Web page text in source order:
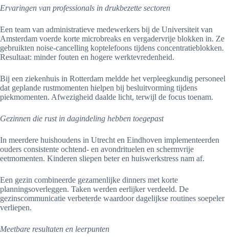
Ervaringen van professionals in drukbezette sectoren
Een team van administratieve medewerkers bij de Universiteit van
Amsterdam voerde korte microbreaks en vergadervrije blokken in. Ze
gebruikten noise-cancelling koptelefoons tijdens concentratieblokken.
Resultaat: minder fouten en hogere werktevredenheid.
Bij een ziekenhuis in Rotterdam meldde het verpleegkundig personeel
dat geplande rustmomenten hielpen bij besluitvorming tijdens
piekmomenten. Afwezigheid daalde licht, terwijl de focus toenam.
Gezinnen die rust in dagindeling hebben toegepast
In meerdere huishoudens in Utrecht en Eindhoven implementeerden
ouders consistente ochtend- en avondrituelen en schermvrije
eetmomenten. Kinderen sliepen beter en huiswerkstress nam af.
Een gezin combineerde gezamenlijke dinners met korte
planningsoverleggen. Taken werden eerlijker verdeeld. De
gezinscommunicatie verbeterde waardoor dagelijkse routines soepeler
verliepen.
Meetbare resultaten en leerpunten